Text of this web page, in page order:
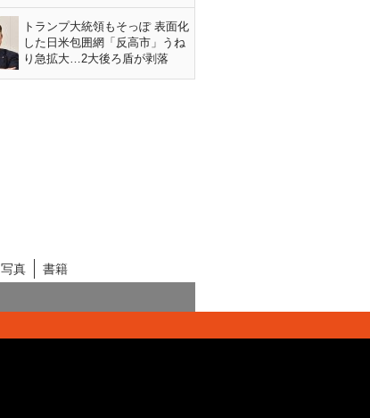
トランプ大統領もそっぽ 表面化
した日米包囲網「反高市」うね
り急拡大…2大後ろ盾が剥落
写真
書籍